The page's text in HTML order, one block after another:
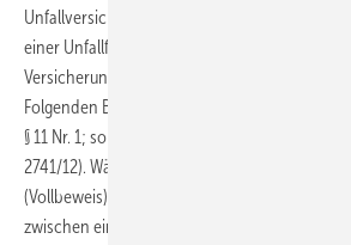
Unfallversicherungsträger Anspruch auf die
einer Unfallfolge, wenn ein
Versicherungsfall rechtlich wesentlich
Folgenden BSG, Urteil vom 5. Juli 2011 – B 2 U
§ 11 Nr. 1; so auch zuletzt Urteil des Senats vom
2741/12). Während der Gesundheitsschaden
(Vollbeweis), erfolgt die Prüfung des
zwischen einer Gesundheitsstörung und dem